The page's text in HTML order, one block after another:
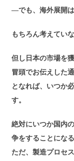
―でも、海外展開は
もちろん考えてい
但し日本の市場を
冒頭でお伝えした
となれば、いつか
す。
絶対にいつか国内
争をすることになる
ただ、製造プロセ